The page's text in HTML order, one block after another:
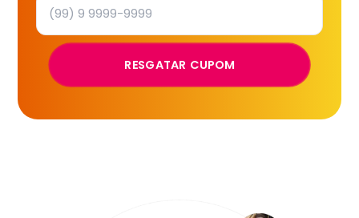
RESGATAR CUPOM